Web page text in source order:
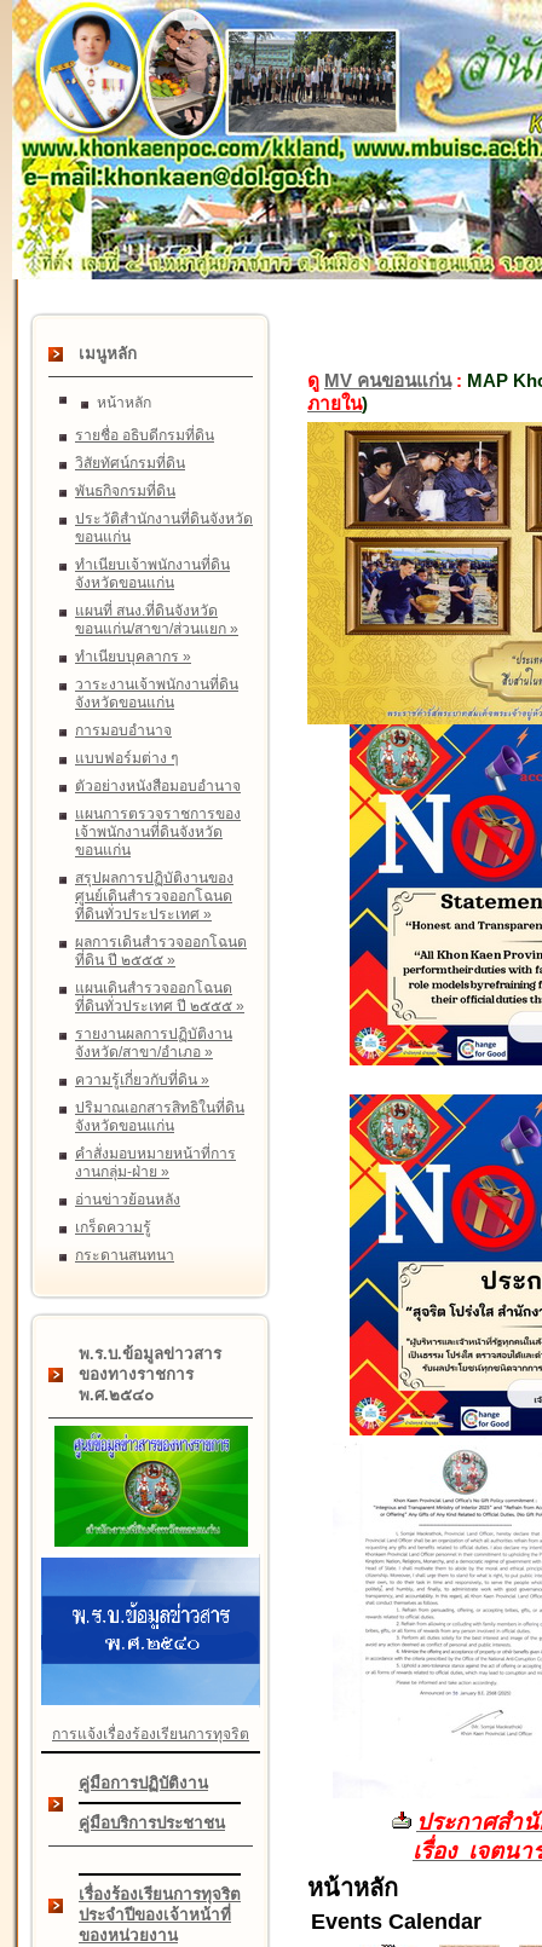
เมนูหลัก
หน้าหลัก
รายชื่อ อธิบดีกรมที่ดิน
วิสัยทัศน์กรมที่ดิน
พันธกิจกรมที่ดิน
ประวัติสำนักงานที่ดินจังหวัด
ขอนแก่น
ทำเนียบเจ้าพนักงานที่ดิน
จังหวัดขอนแก่น
แผนที่ สนง.ที่ดินจังหวัด
ขอนแก่น/สาขา/ส่วนแยก »
ทำเนียบบุคลากร »
วาระงานเจ้าพนักงานที่ดิน
จังหวัดขอนแก่น
การมอบอำนาจ
แบบฟอร์มต่าง ๆ
ตัวอย่างหนังสือมอบอำนาจ
แผนการตรวจราชการของ
เจ้าพนักงานที่ดินจังหวัด
ขอนแก่น
สรุปผลการปฏิบัติงานของ
ศูนย์เดินสำรวจออกโฉนด
ที่ดินทั่วประประเทศ »
ผลการเดินสำรวจออกโฉนด
ที่ดิน ปี ๒๕๕๕ »
แผนเดินสำรวจออกโฉนด
ที่ดินทั่วประเทศ ปี ๒๕๕๕ »
รายงานผลการปฏิบัติงาน
จังหวัด/สาขา/อำเภอ »
ความรู้เกี่ยวกับที่ดิน »
ปริมาณเอกสารสิทธิในที่ดิน
จังหวัดขอนแก่น
คำสั่งมอบหมายหน้าที่การ
งานกลุ่ม-ฝ่าย »
อ่านข่าวย้อนหลัง
เกร็ดความรู้
กระดานสนทนา
พ.ร.บ.ข้อมูลข่าวสาร
ของทางราชการ
พ.ศ.๒๕๔๐
การแจ้งเรื่องร้องเรียนการทุจริต
คู่มือการปฏิบัติงาน
คู่มือบริการประชาชน
เรื่องร้องเรียนการทุจริต
ประจำปีของเจ้าหน้าที่
ของหน่วยงาน
ดู MV คนขอนแก่น: MAP
ภายใน)
ประกาศสำ
เรื่อง เจตน
หน้าหลัก
Events Calendar